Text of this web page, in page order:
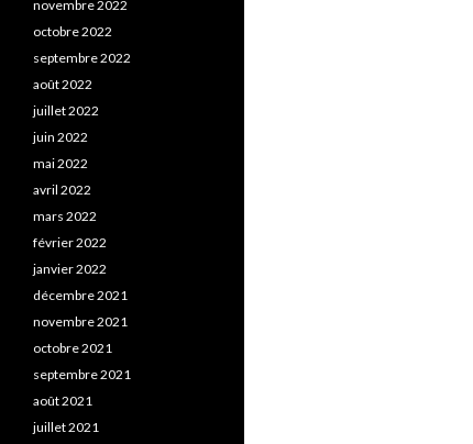
novembre 2022
octobre 2022
septembre 2022
août 2022
juillet 2022
juin 2022
mai 2022
avril 2022
mars 2022
février 2022
janvier 2022
décembre 2021
novembre 2021
octobre 2021
septembre 2021
août 2021
juillet 2021